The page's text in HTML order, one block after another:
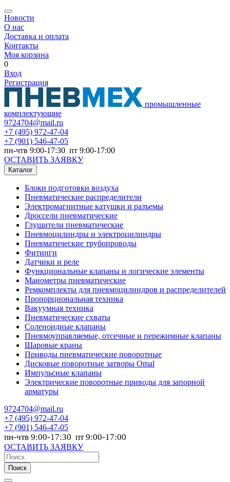
Новости
О нас
Доставка и оплата
Контакты
Моя корзина
0
Вход
Регистрация
промышленные
комплектующие
9724704@mail.ru
+7 (495) 972-47-04
+7 (901) 546-47-05
пн-чтв 9:00-17:30 пт 9:00-17:00
ОСТАВИТЬ ЗАЯВКУ
Каталог
Блоки подготовки воздуха
Пневматические распределители
Электромагнитные катушки и разъемы
Дроссели пневматические
Глушители пневматические
Пневмоцилиндры и электроцилиндры
Пневматические трубопроводы
Фитинги
Датчики и реле
Функциональные клапаны и логические элементы
Манометры пневматические
Ремкомплекты для пневмоцилиндров и распределителей
Пропорциональная техника
Вакуумная техника
Пневматические схваты
Соленоидные клапаны
Пневмоуправляемые, отсечные и пережимные клапаны
Шаровые краны
Приводы пневматические поворотные
Дисковые поворотные затворы Omal
Импульсные клапаны
Электрические поворотные приводы для запорной
арматуры
9724704@mail.ru
+7 (495) 972-47-04
+7 (901) 546-47-05
пн-чтв 9:00-17:30 пт 9:00-17:00
ОСТАВИТЬ ЗАЯВКУ
Поиск